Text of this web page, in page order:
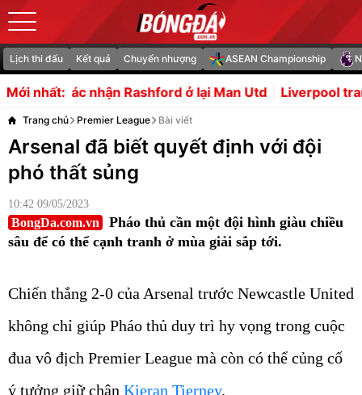
Lịch thi đấu Kết quả Chuyển nhượng ASEAN Championship
Mới nhất:
Rashford ở lại Man Utd Liverpool tranh Lamine
Trang chủ Premier League Bài viết
Arsenal đã biết quyết định với đội
phó thất sủng
10:42 09/05/2023
BongDa.com.vn
Pháo thủ cần một đội hình giàu chiều
sâu để có thể cạnh tranh ở mùa giải sắp tới.
Chiến thắng 2-0 của Arsenal trước Newcastle United
không chỉ giúp Pháo thủ duy trì hy vọng trong cuộc
đua vô địch Premier League mà còn có thể củng cố
ý tưởng giữ chân Kieran Tierney.